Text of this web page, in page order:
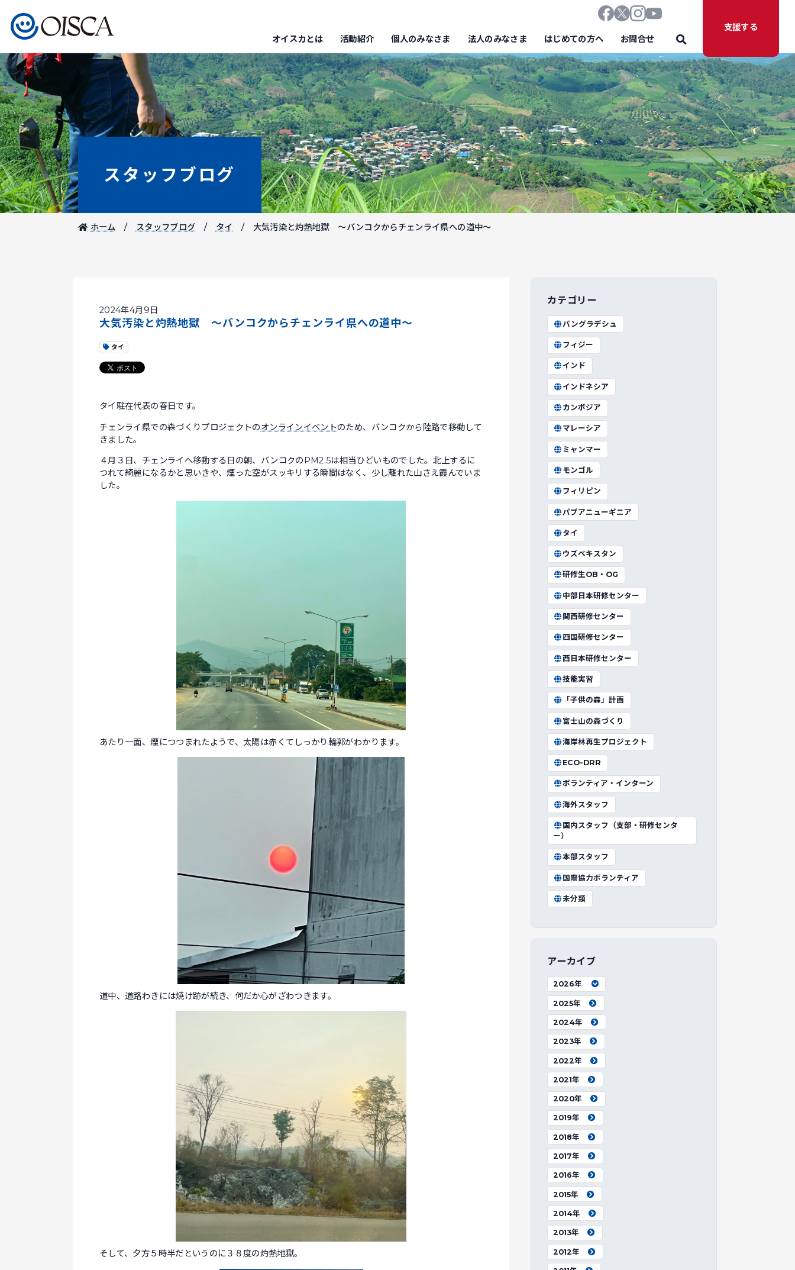
オイスカとは 活動紹介 個人のみなさま 法人のみなさま はじめての方へ お問合せ
支援する
スタッフブログ
ホーム スタッフブログ タイ 大気汚染と灼熱地獄 ～バンコクからチェンライ県への道中～
2024年4月9日
大気汚染と灼熱地獄 ～バンコクからチェンライ県への道中～
タイ
タイ駐在代表の春日です。
チェンライ県での森づくりプロジェクトのオンラインイベントのため、バンコクから陸路で移動して
きました。
４月３日、チェンライへ移動する日の朝、バンコクのPM2.5は相当ひどいものでした。北上するに
つれて綺麗になるかと思いきや、煙った空がスッキリする瞬間はなく、少し離れた山さえ霞んでいま
した。
あたり一面、煙につつまれたようで、太陽は赤くてしっかり輪郭がわかります。
道中、道路わきには焼け跡が続き、何だか心がざわつきます。
そして、夕方５時半だというのに３８度の灼熱地獄。
カテゴリー
バングラデシュ
フィジー
インド
インドネシア
カンボジア
マレーシア
ミャンマー
モンゴル
フィリピン
パプアニューギニア
タイ
ウズベキスタン
研修生OB・OG
中部日本研修センター
関西研修センター
四国研修センター
西日本研修センター
技能実習
「子供の森」計画
富士山の森づくり
海岸林再生プロジェクト
ECO-DRR
ボランティア・インターン
海外スタッフ
国内スタッフ（支部・研修センタ
ー）
本部スタッフ
国際協力ボランティア
未分類
アーカイブ
2026年
2025年
2024年
2023年
2022年
2021年
2020年
2019年
2018年
2017年
2016年
2015年
2014年
2013年
2012年